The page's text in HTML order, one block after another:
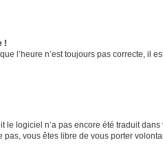
!
l’heure n’est toujours pas correcte,
logiciel n’a pas encore été traduit
vous êtes libre de vous porter